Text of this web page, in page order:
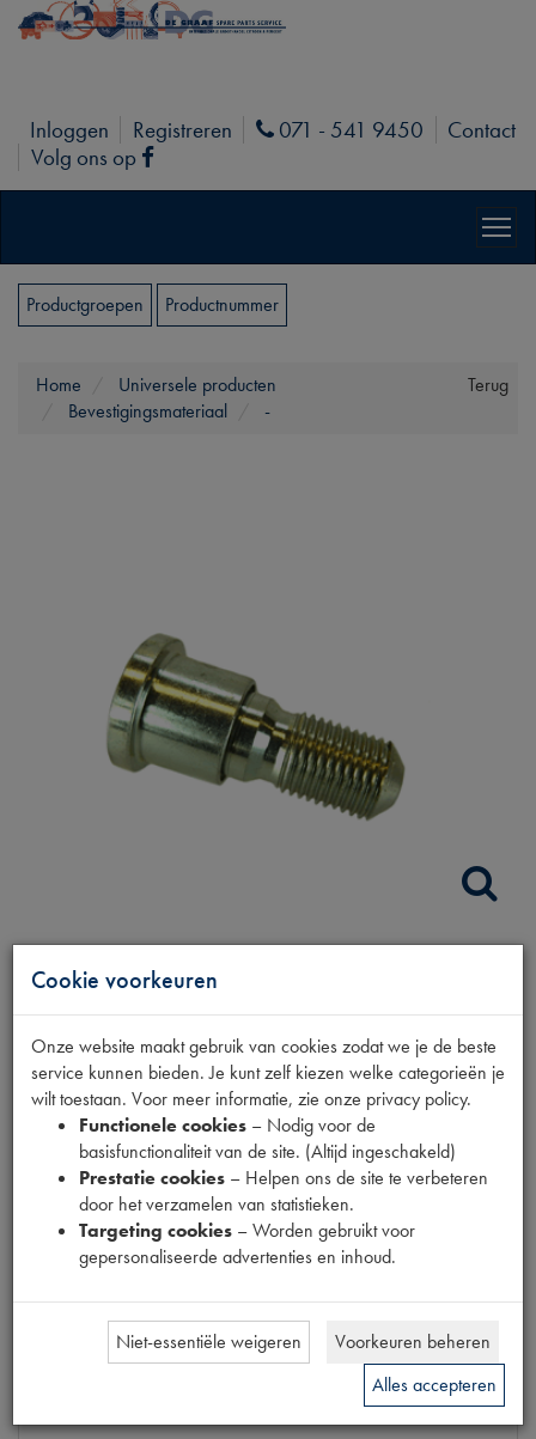
Inloggen Registreren Phone
071 - 541 9450
Contact
Volg ons op
Facebook
Productgroepen Productnummer
Terug
Home
Universele producten
Bevestigingsmateriaal
-
WIELBEVESTIGINGS
BOUT 38.5MM
Productnummer
6540005
Prijs
4,21 (€ 3,48 excl. btw)
Bestel
Cookie voorkeuren
Onze website maakt gebruik van cookies zodat we je de beste
service kunnen bieden. Je kunt zelf kiezen welke categorieën je
wilt toestaan. Voor meer informatie, zie onze privacy policy.
Functionele cookies – Nodig voor de
basisfunctionaliteit van de site. (Altijd ingeschakeld)
Prestatie cookies – Helpen ons de site te verbeteren
door het verzamelen van statistieken.
Targeting cookies – Worden gebruikt voor
gepersonaliseerde advertenties en inhoud.
Niet-essentiële weigeren
Voorkeuren beheren
Alles accepteren